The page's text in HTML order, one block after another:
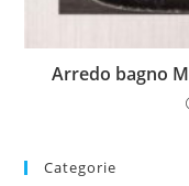
Arredo bagno
Categorie